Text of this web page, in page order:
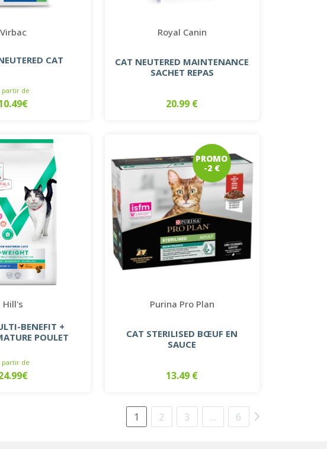
Virbac
CAT
partir de
Royal Canin
CAT NEUTERED MAINTENANCE
SACHET REPAS
20.99 €
Hill's
BENEFIT +
POULET
partir de
PROMO
-2 €
Purina Pro Plan
CAT STERILISED BŒUF EN
SAUCE
13.49 €
1 2 3 … 6